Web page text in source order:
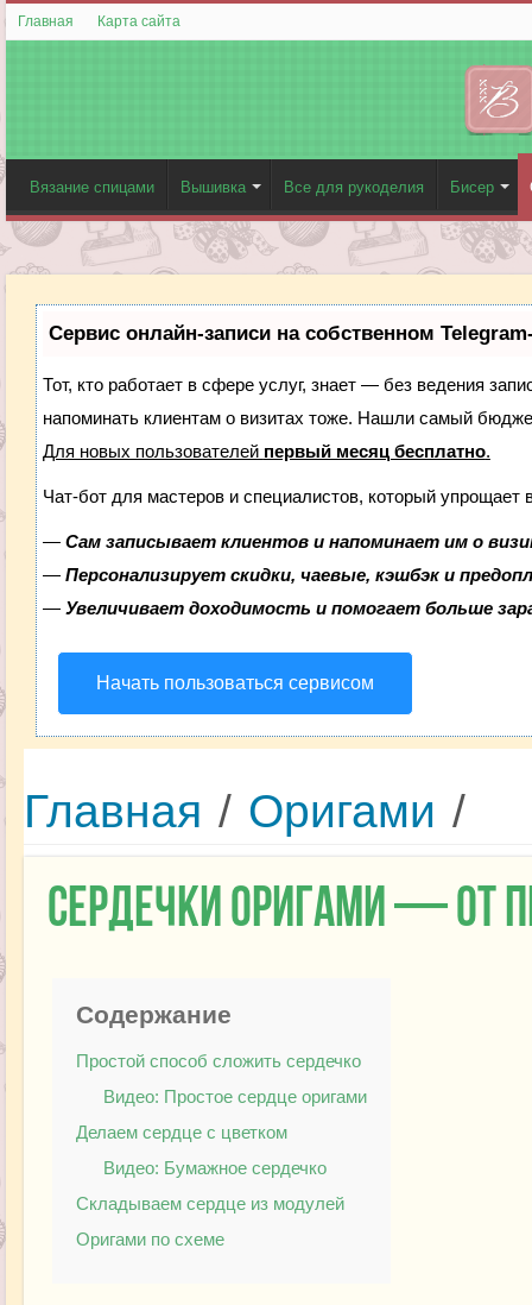
Главная Карта сайта
Вязание спицами Вышивка Все для рукоделия Бисер
Сервис онлайн-записи на собственном
Тот, кто работает в сфере услуг, знает — без ведения
напоминать клиентам о визитах тоже. Нашли самый
Для новых пользователей первый месяц бесплатно.
Чат-бот для мастеров и специалистов, который упрощает
— Сам записывает клиентов и напоминает им о
— Персонализирует скидки, чаевые, кэшбэк и
— Увеличивает доходимость и помогает больше
Начать пользоваться сервисом
Главная / Оригами /
Сердечки оригами — от
Содержание
Простой способ сложить сердечко
Видео: Простое сердце оригами
Делаем сердце с цветком
Видео: Бумажное сердечко
Складываем сердце из модулей
Оригами по схеме